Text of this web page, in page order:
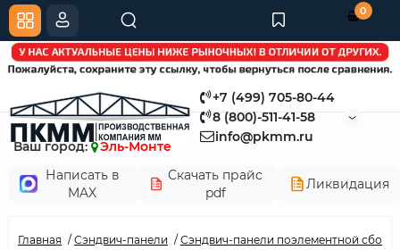
+7 (499) 705-80-44
8 (800)-511-41-58
info@pkmm.ru
Ваш город:
Эль-Монте
Написать в
MAX
Скачать прайс
pdf
Ликвидация
0
Главная Сэндвич-панели Сэндвич-панели поэлементной